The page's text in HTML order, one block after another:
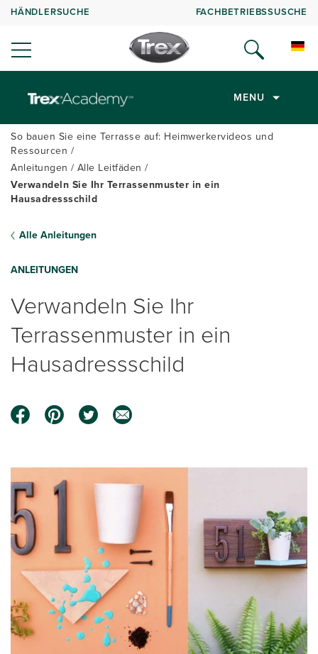
HÄNDLERSUCHE FACHBETRIEBSSUSCHE
MENU
So bauen Sie eine Terrasse auf: Heimwerkervideos und
Ressourcen
Anleitungen
Alle Leitfäden
Verwandeln Sie Ihr Terrassenmuster in ein
Hausadressschild
Alle Anleitungen
ANLEITUNGEN
Verwandeln Sie Ihr
Terrassenmuster in ein
Hausadressschild